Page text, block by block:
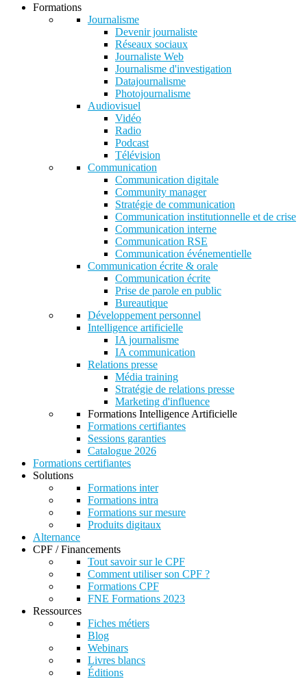
Formations
Journalisme
Devenir journaliste
Réseaux sociaux
Journaliste Web
Journalisme d'investigation
Datajournalisme
Photojournalisme
Audiovisuel
Vidéo
Radio
Podcast
Télévision
Communication
Communication digitale
Community manager
Stratégie de communication
Communication institutionnelle et de crise
Communication interne
Communication RSE
Communication événementielle
Communication écrite & orale
Communication écrite
Prise de parole en public
Bureautique
Développement personnel
Intelligence artificielle
IA journalisme
IA communication
Relations presse
Média training
Stratégie de relations presse
Marketing d'influence
Formations Intelligence Artificielle
Formations certifiantes
Sessions garanties
Catalogue 2026
Formations certifiantes
Solutions
Formations inter
Formations intra
Formations sur mesure
Produits digitaux
Alternance
CPF / Financements
Tout savoir sur le CPF
Comment utiliser son CPF ?
Formations CPF
FNE Formations 2023
Ressources
Fiches métiers
Blog
Webinars
Livres blancs
Éditions